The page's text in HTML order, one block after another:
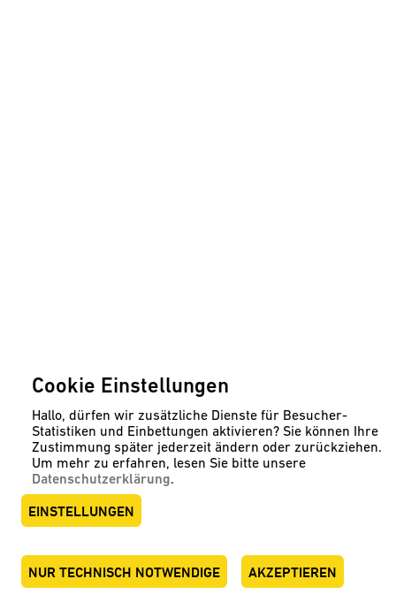
Cookie Einstellungen
Hallo, dürfen wir zusätzliche Dienste für Besucher-
Statistiken und Einbettungen aktivieren? Sie können Ihre
Zustimmung später jederzeit ändern oder zurückziehen.
Um mehr zu erfahren, lesen Sie bitte unsere
Datenschutzerklärung.
EINSTELLUNGEN
NUR TECHNISCH NOTWENDIGE AKZEPTIEREN